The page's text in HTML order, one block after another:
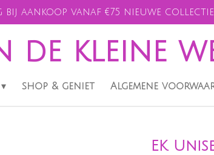
bij aankoop vanaf €75 nieuwe
de kleine
shop & geniet Algemene
EK